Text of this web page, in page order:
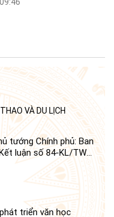
VÀ DU LỊCH
tướng Chính phủ: Ban
luận số 84-KL/TW
trị tiếp tục thực
tháng 6 năm 2008
xây dựng và phát triển
triển văn học